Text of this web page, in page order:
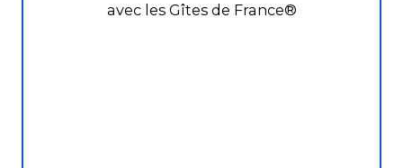
avec les Gîtes de France®